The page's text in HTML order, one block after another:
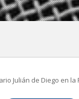
Julián de Diego en